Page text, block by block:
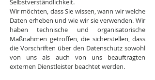
Selbstverständlichkeit.
Wir möchten, dass Sie wissen, wann wir welche
Daten erheben und wie wir sie verwenden. Wir
haben technische und organisatorische
Maßnahmen getroffen, die sicherstellen, dass
die Vorschriften über den Datenschutz sowohl
von uns als auch von uns beauftragten
externen Dienstleister beachtet werden.